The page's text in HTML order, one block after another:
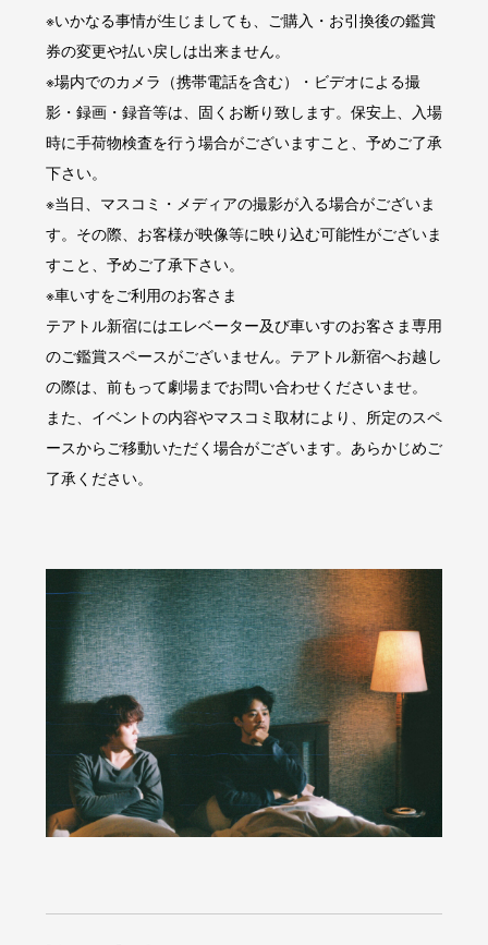
※いかなる事情が生じましても、ご購入・お引換後の鑑賞
券の変更や払い戻しは出来ません。
※場内でのカメラ（携帯電話を含む）・ビデオによる撮
影・録画・録音等は、固くお断り致します。保安上、入場
時に手荷物検査を行う場合がございますこと、予めご了承
下さい。
※当日、マスコミ・メディアの撮影が入る場合がございま
す。その際、お客様が映像等に映り込む可能性がございま
すこと、予めご了承下さい。
※車いすをご利用のお客さま
テアトル新宿にはエレベーター及び車いすのお客さま専用
のご鑑賞スペースがございません。テアトル新宿へお越し
の際は、前もって劇場までお問い合わせくださいませ。
また、イベントの内容やマスコミ取材により、所定のスペ
ースからご移動いただく場合がございます。あらかじめご
了承ください。